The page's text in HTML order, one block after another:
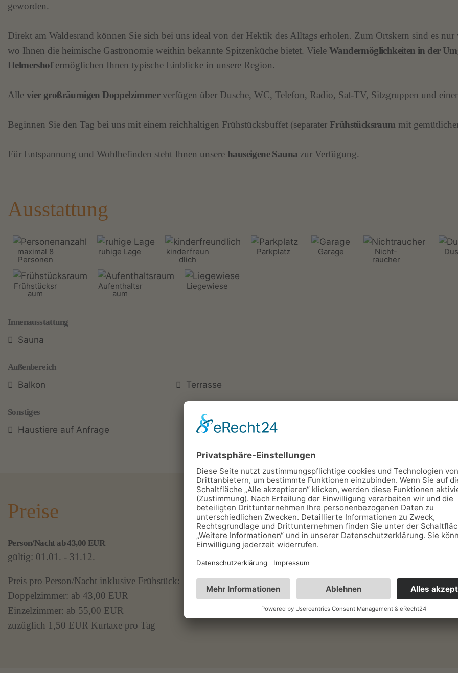
geworden.
Direkt am Waldesrand können Sie sich bei uns ideal von der Hektik des Alltags erholen. Zum Ortskern sind es
wo Ihnen die heimische Gastronomie weithin bekannte Spitzenküche bietet. Viele Wandermöglichkeiten in der
Helmershofermöglichen Ihnen typische Einblicke in unsere Region.
Alle vier großräumigen Doppelzimmerverfügen über Dusche, WC, Telefon, Radio, Sat-TV, Sitzgruppen und
Beginnen Sie den Tag bei uns mit einem reichhaltigen Frühstücksbuffet (separater Frühstücksraum mit
Für Entspannung und Wohlbefinden steht Ihnen unsere hauseigene Sauna zur Verfügung.
Ausstattung
maximal 8
Personen
ruhige Lage kinderfreun
dlich
Parkplatz Garage Nicht-
raucher
Frühstücksr
aum
Aufenthaltsr
aum
Liegewiese
Innenausstattung
Sauna
Außenbereich
Balkon Terrasse
Sonstiges
Haustiere auf Anfrage
Preise
Person/Nacht ab 43,00 EUR
gültig: 01.01. - 31.12.
Preis pro Person/Nacht inklusive Frühstück:
Doppelzimmer: ab 43,00 EUR
Einzelzimmer: ab 55,00 EUR
zuzüglich 1,50 EUR Kurtaxe pro Tag